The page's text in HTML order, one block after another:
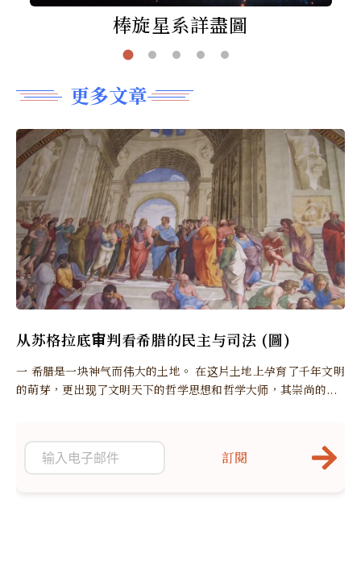
棒旋星系詳盡圖
更多文章
从苏格拉底审判看希腊的民主与司法 (圖)
一 希腊是一块神气而伟大的土地。 在这片土地上孕育了千年文明
的萌芽，更出现了文明天下的哲学思想和哲学大师，其崇尚的...
訂閱